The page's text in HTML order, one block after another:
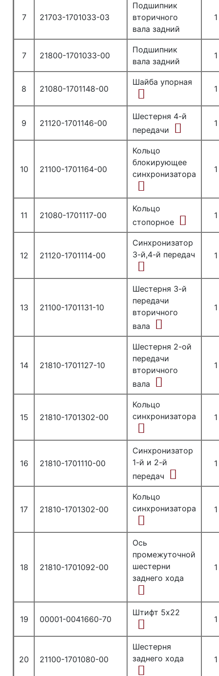
7 21703-1701033-03
Подшипник
вторичного
вала задний
1
7 21800-1701033-00
Подшипник
вала задний
1
8 21080-1701148-00
Шайба упорная
1
9 21120-1701146-00
Шестерня 4-й
передачи
1
10 21100-1701164-00
Кольцо
блокирующее
синхронизатора
1
11 21080-1701117-00
Кольцо
стопорное
1
12 21120-1701114-00
Синхронизатор
3-й,4-й передач
1
13 21100-1701131-10
Шестерня 3-й
передачи
вторичного
вала
1
14 21810-1701127-10
Шестерня 2-ой
передачи
вторичного
вала
1
15 21810-1701302-00
Кольцо
синхронизатора
1
16 21810-1701110-00
Синхронизатор
1-й и 2-й
передач
1
17 21810-1701302-00
Кольцо
синхронизатора
1
18 21810-1701092-00
Ось
промежуточной
шестерни
заднего хода
1
19 00001-0041660-70
Штифт 5х22
1
20 21100-1701080-00
Шестерня
заднего хода
1